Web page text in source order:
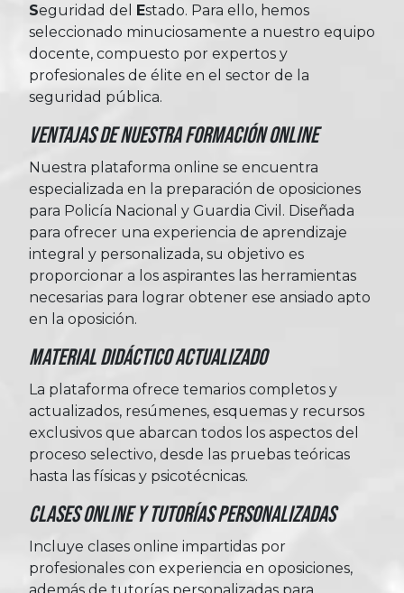
Seguridad del Estado. Para ello, hemos
seleccionado minuciosamente a nuestro equipo
docente, compuesto por expertos y
profesionales de élite en el sector de la
seguridad pública.
Ventajas de nuestra formación online
Nuestra plataforma online se encuentra
especializada en la preparación de oposiciones
para Policía Nacional y Guardia Civil. Diseñada
para ofrecer una experiencia de aprendizaje
integral y personalizada, su objetivo es
proporcionar a los aspirantes las herramientas
necesarias para lograr obtener ese ansiado apto
en la oposición.
Material Didáctico Actualizado
La plataforma ofrece temarios completos y
actualizados, resúmenes, esquemas y recursos
exclusivos que abarcan todos los aspectos del
proceso selectivo, desde las pruebas teóricas
hasta las físicas y psicotécnicas.
Clases Online y Tutorías Personalizadas
Incluye clases online impartidas por
profesionales con experiencia en oposiciones,